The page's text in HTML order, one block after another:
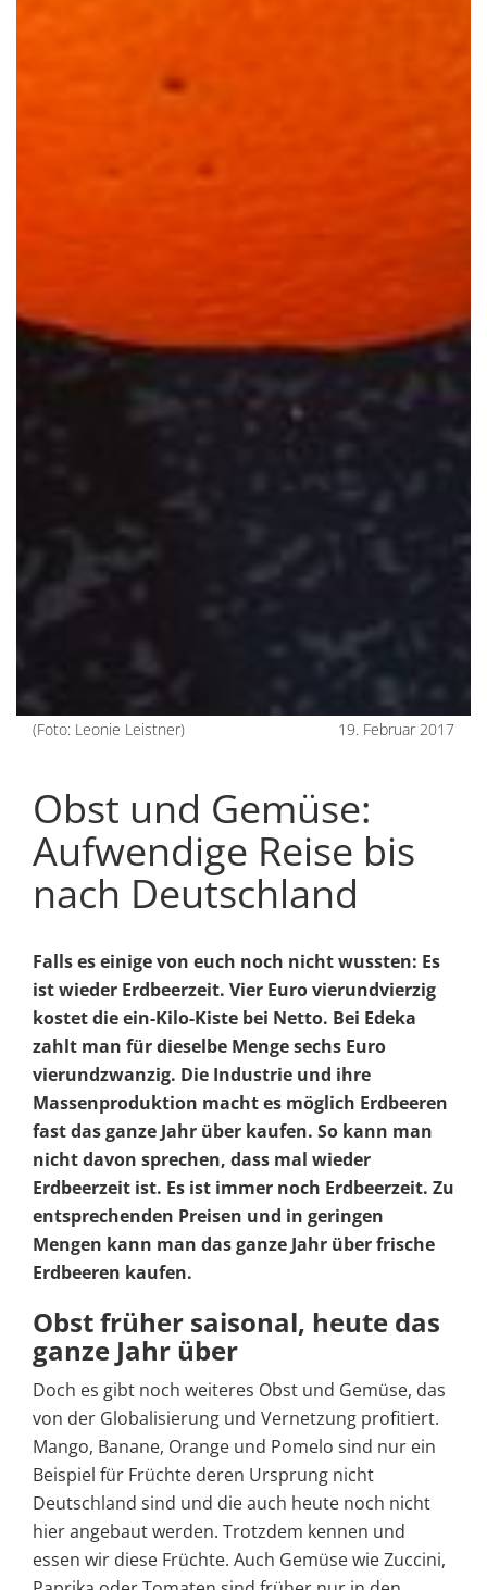
(Foto: Leonie Leistner) 19. Februar 2017
Obst und Gemüse:
Aufwendige Reise bis
nach Deutschland
Falls es einige von euch noch nicht wussten: Es
ist wieder Erdbeerzeit. Vier Euro vierundvierzig
kostet die ein-Kilo-Kiste bei Netto. Bei Edeka
zahlt man für dieselbe Menge sechs Euro
vierundzwanzig. Die Industrie und ihre
Massenproduktion macht es möglich Erdbeeren
fast das ganze Jahr über kaufen. So kann man
nicht davon sprechen, dass mal wieder
Erdbeerzeit ist. Es ist immer noch Erdbeerzeit. Zu
entsprechenden Preisen und in geringen
Mengen kann man das ganze Jahr über frische
Erdbeeren kaufen.
Obst früher saisonal, heute das
ganze Jahr über
Doch es gibt noch weiteres Obst und Gemüse, das
von der Globalisierung und Vernetzung profitiert.
Mango, Banane, Orange und Pomelo sind nur ein
Beispiel für Früchte deren Ursprung nicht
Deutschland sind und die auch heute noch nicht
hier angebaut werden. Trotzdem kennen und
essen wir diese Früchte. Auch Gemüse wie Zuccini,